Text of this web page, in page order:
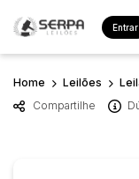
Entrar
Site
Busca por palavra-
Home
Home Leilões
Compartilhe